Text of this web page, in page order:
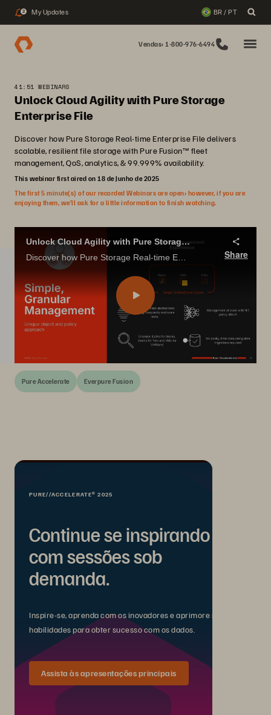
2 My Updates BR / PT
Vendas: 1-800-976-6494
41:51 WEBINARS
Unlock Cloud Agility with Pure Storage
Enterprise File
Discover how Pure Storage Real-time Enterprise File delivers
scalable, resilient file storage with Pure Fusion™ fleet
management, QoS, analytics, & 99.999% availability.
This webinar first aired on 18 de Junho de 2025
The first 5 minute(s) of our recorded Webinars are open; however, if you are
enjoying them, we’ll ask for a little information to finish watching.
Unlock Cloud Agility with Pure Storage Enterprise File
Discover how Pure Storage Real-time Enterprise File delivers scalable, resilient file storage with Pure Fusion™ fleet management, QoS, analytics, & 99.999% availability
Share
Pure Accelerate Everpure Fusion
PURE//ACCELERATE® 2025
Continue se inspirando
com sessões sob
demanda.
Inspire-se, aprenda com os inovadores e aprimore suas
habilidades para obter sucesso com os dados.
Assista às apresentações principais